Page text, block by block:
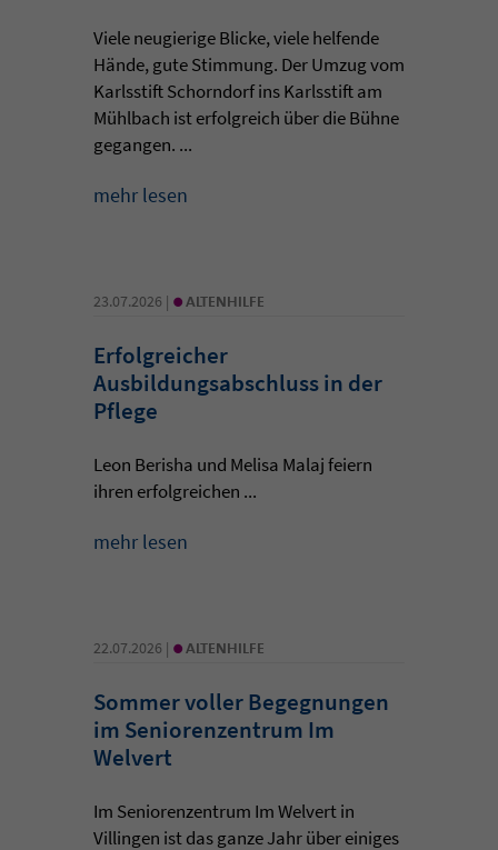
Viele neugierige Blicke, viele helfende
Hände, gute Stimmung. Der Umzug vom
Karlsstift Schorndorf ins Karlsstift am
Mühlbach ist erfolgreich über die Bühne
gegangen. ...
mehr lesen
23.07.2026 | • ALTENHILFE
Erfolgreicher
Ausbildungsabschluss in der
Pflege
Leon Berisha und Melisa Malaj feiern
ihren erfolgreichen ...
mehr lesen
22.07.2026 | • ALTENHILFE
Sommer voller Begegnungen
im Seniorenzentrum Im
Welvert
Im Seniorenzentrum Im Welvert in
Villingen ist das ganze Jahr über einiges